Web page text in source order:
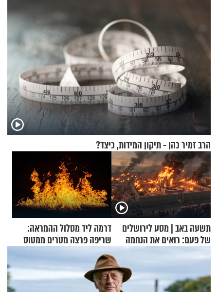
הרב זמיר כהן - תיקון המידות, כיצד?
תשעה באב | מסע לירושלים
של פעם: רואים את הנחמה
דרמה ליד מסלול ההמראה:
שריפה פרצה מטרים ממטוס
מלא בנוסעים